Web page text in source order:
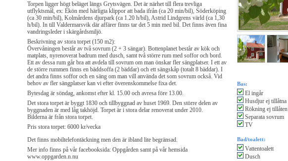
Torpen ligger högt beläget längs Grytsvägen. Det är närhet till flera trevliga
utflyktsmål, ex: Ekön med härligta klippor att bada ifrån (ca 20 min/bil), Söderköping
(ca 30 min/bil), Kolmårdens djurpark (ca 1.20 h/bil), Astrid Lindgrens värld (ca 1,30
h/bil). In till Valdermarsvik där affärer finns tar det 5 min med bil. Det finns även fina
vandringsleder i skärgårdsmiljö.
Beskrivning av stora torpet (150 m2):
Övervåningen består av två sovrum (2 + 3 sängar). Bottenplanet består av kök och
matplats, nyrenoverat badrum med dusch, samt två större rum med soffor och bord.
Ett av dessa rum går bra att avdela till sovrum om man önskar fler sängplatser. I ett av
de större rummen finns en bäddsoffa (2 bäddar) och ett sängskåp (totalt 8 bäddar). I
det andra finns soffor och en säng om man vill använda det som sovrum också. Vid
behov av fler sängplatser kan vi efter överenskommelse fixa det.
Bytesdag är söndag, ankomst efter kl. 15.00 och avresa före 13.00.
Det stora torpet är byggt 1830 och tillbyggnad av huset 1969. Den större delen av
byggnaden är med låg takhöjd. Torpet är i stora delar renoverat under 2010.
Bilderna är från stora torpet.
Pris stora torpet: 6000 kr/vecka
Det finns mobiltelefontäckning men den är ibland lite begränsad.
Mer info finns på vår facebooksida: Oppgården samt på vår hemsida
www.oppgarden.n.nu
Bas:
El ingår
Husdjur ej tillåtna
Rökning ej tillåten
Separata sovrum
TV
Bad/toalett:
Vattentoalett
Dusch